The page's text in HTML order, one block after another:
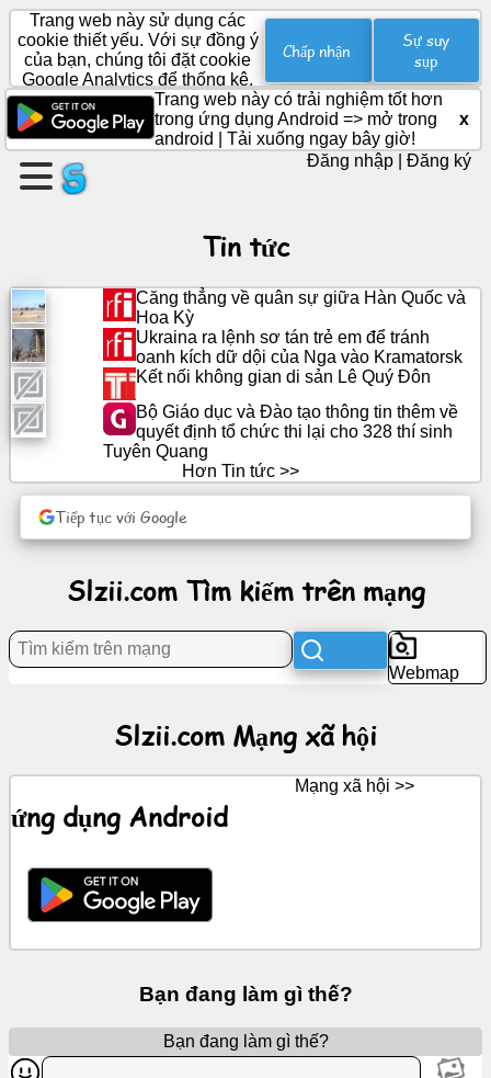
Tạo
một
trang
Tạo
Bài
viết
Chương
trình
nghị
sự
trí
hội
miễn
lạc
Trang web này sử dụng các
cookie thiết yếu. Với sự đồng ý
của bạn, chúng tôi đặt cookie
Google Analytics để thống kê.
Chấp nhận
Sự suy
sụp
Trang web này có trải nghiệm tốt hơn
trong ứng dụng Android => mở trong
android
Tải xuống ngay bây giờ!
x
Đăng nhập Đăng ký
Tin tức
Căng thẳng về quân sự giữa Hàn Quốc và
Hoa Kỳ
Ukraina ra lệnh sơ tán trẻ em để tránh
oanh kích dữ dội của Nga vào Kramatorsk
Kết nối không gian di sản Lê Quý Đôn
Bộ Giáo dục và Đào tạo thông tin thêm về
quyết định tổ chức thi lại cho 328 thí sinh
Tuyên Quang
Hơn Tin tức >>
Tiếp tục với Google
Slzii.com Tìm kiếm trên mạng
Webmap
Slzii.com Mạng xã hội
ứng dụng Android
Mạng xã hội >>
Bạn đang làm gì thế?
Bạn đang làm gì thế?